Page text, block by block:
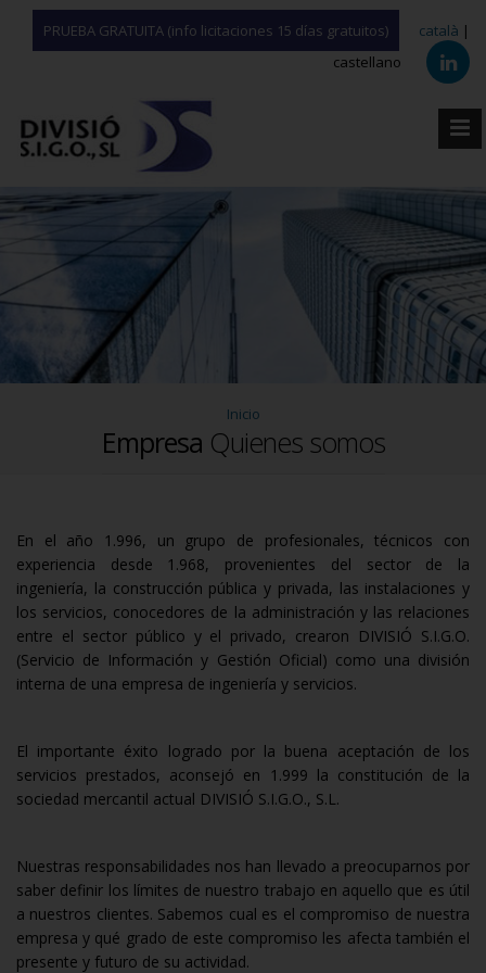
PRUEBA GRATUITA (info licitaciones 15 días gratuitos) català |
castellano
Inicio
Empresa Quienes somos
En el año 1.996, un grupo de profesionales, técnicos con
experiencia desde 1.968, provenientes del sector de la
ingeniería, la construcción pública y privada, las instalaciones y
los servicios, conocedores de la administración y las relaciones
entre el sector público y el privado, crearon DIVISIÓ S.I.G.O.
(Servicio de Información y Gestión Oficial) como una división
interna de una empresa de ingeniería y servicios.
El importante éxito logrado por la buena aceptación de los
servicios prestados, aconsejó en 1.999 la constitución de la
sociedad mercantil actual DIVISIÓ S.I.G.O., S.L.
Nuestras responsabilidades nos han llevado a preocuparnos por
saber definir los límites de nuestro trabajo en aquello que es útil
a nuestros clientes. Sabemos cual es el compromiso de nuestra
empresa y qué grado de este compromiso les afecta también el
presente y futuro de su actividad.